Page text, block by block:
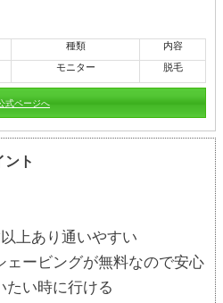
種類
内容
モニター 脱毛
式ページへ
ント
上あり通いやすい
ェービングが無料なので安心
たい時に行ける